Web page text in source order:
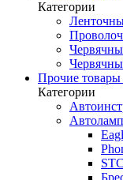
Категории
Прочие товары
Категории
STC